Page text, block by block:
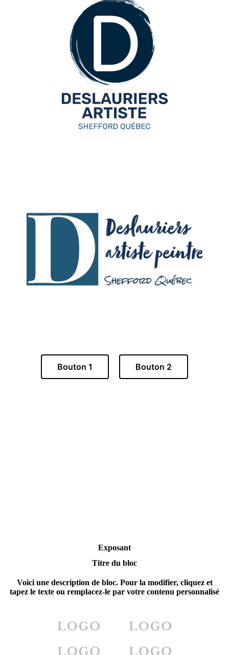
Bouton 1 Bouton 2
Exposant
Titre du bloc
Voici une description de bloc. Pour la modifier, cliquez et
tapez le texte ou remplacez-le par votre contenu personnalisé